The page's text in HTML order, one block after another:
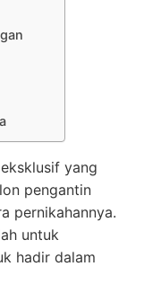
yang
pengantin
pernikahannya.
untuk
hadir dalam